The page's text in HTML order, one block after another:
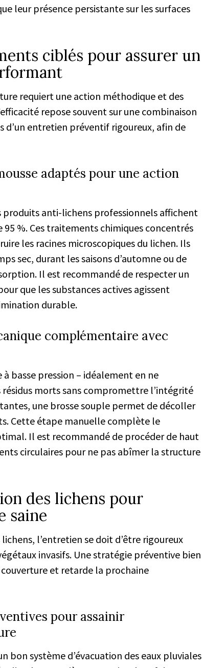
leur présence persistante sur les surfaces
ciblés pour assurer un
requiert une action méthodique et des
repose souvent sur une combinaison
d’un entretien préventif rigoureux, afin de
adaptés pour une action
produits anti-lichens professionnels affichent
%. Ces traitements chimiques concentrés
les racines microscopiques du lichen. Ils
sec, durant les saisons d’automne ou de
Il est recommandé de respecter un
que les substances actives agissent
durable.
complémentaire avec
basse pression – idéalement en ne
résidus morts sans compromettre l’intégrité
une brosse souple permet de décoller
Cette étape manuelle complète le
Il est recommandé de procéder de haut
circulaires pour ne pas abîmer la structure
des lichens pour
saine
l’entretien se doit d’être rigoureux
invasifs. Une stratégie préventive bien
et retarde la prochaine
pour assainir
bon système d’évacuation des eaux pluviales